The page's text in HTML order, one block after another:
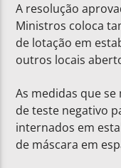
A resolução
Ministros coloca
de lotação em
outros locais
As medidas que
de teste negativo
internados em
de máscara em